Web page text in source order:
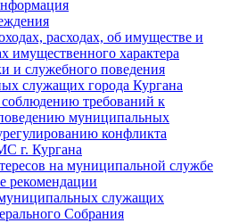
расходах, об имуществе и
имущественного характера
и служебного поведения
служащих города Кургана
требований к
муниципальных
конфликта
г. Кургана
на муниципальной службе
рекомендации
служащих
Cобрания